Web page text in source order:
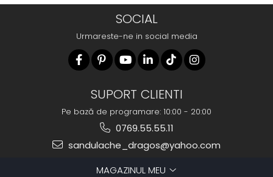
SOCIAL
Urmareste-ne in social media
SUPORT CLIENTI
Pe bază de programare: 10:00 - 20:00
0769.55.55.11
sandulache_dragos@yahoo.com
MAGAZINUL MEU